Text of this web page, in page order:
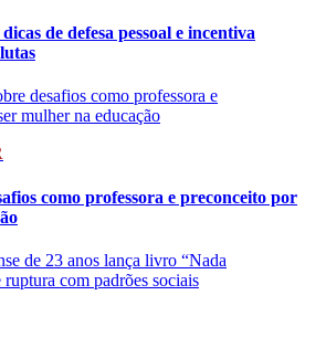
de defesa pessoal e incentiva
como professora e preconceito por